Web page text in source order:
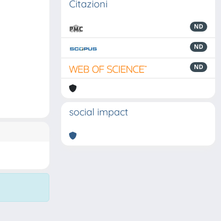
Citazioni
ND
ND
ND
social impact